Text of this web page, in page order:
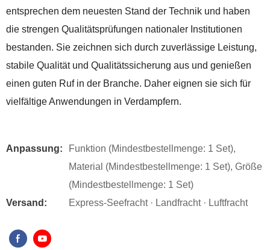
entsprechen dem neuesten Stand der Technik und haben
die strengen Qualitätsprüfungen nationaler Institutionen
bestanden. Sie zeichnen sich durch zuverlässige Leistung,
stabile Qualität und Qualitätssicherung aus und genießen
einen guten Ruf in der Branche. Daher eignen sie sich für
vielfältige Anwendungen in Verdampfern.
Anpassung:
Funktion (Mindestbestellmenge: 1 Set),
Material (Mindestbestellmenge: 1 Set), Größe
(Mindestbestellmenge: 1 Set)
Versand:
Express-Seefracht · Landfracht · Luftfracht